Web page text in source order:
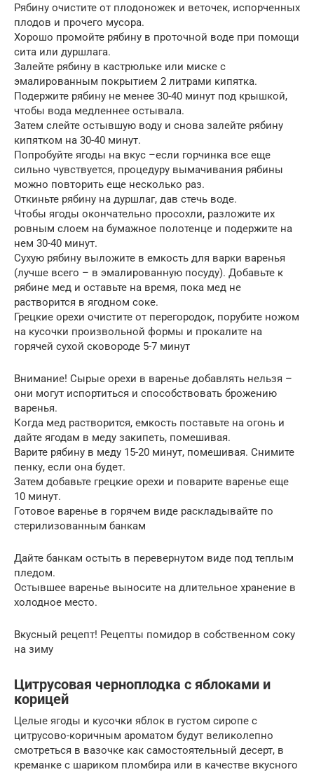
Рябину очистите от плодоножек и веточек, испорченных
плодов и прочего мусора.
Хорошо промойте рябину в проточной воде при помощи
сита или дуршлага.
Залейте рябину в кастрюльке или миске с
эмалированным покрытием 2 литрами кипятка.
Подержите рябину не менее 30-40 минут под крышкой,
чтобы вода медленнее остывала.
Затем слейте остывшую воду и снова залейте рябину
кипятком на 30-40 минут.
Попробуйте ягоды на вкус –если горчинка все еще
сильно чувствуется, процедуру вымачивания рябины
можно повторить еще несколько раз.
Откиньте рябину на дуршлаг, дав стечь воде.
Чтобы ягоды окончательно просохли, разложите их
ровным слоем на бумажное полотенце и подержите на
нем 30-40 минут.
Сухую рябину выложите в емкость для варки варенья
(лучше всего – в эмалированную посуду). Добавьте к
рябине мед и оставьте на время, пока мед не
растворится в ягодном соке.
Грецкие орехи очистите от перегородок, порубите ножом
на кусочки произвольной формы и прокалите на
горячей сухой сковороде 5-7 минут
Внимание! Сырые орехи в варенье добавлять нельзя –
они могут испортиться и способствовать брожению
варенья.
Когда мед растворится, емкость поставьте на огонь и
дайте ягодам в меду закипеть, помешивая.
Варите рябину в меду 15-20 минут, помешивая. Снимите
пенку, если она будет.
Затем добавьте грецкие орехи и поварите варенье еще
10 минут.
Готовое варенье в горячем виде раскладывайте по
стерилизованным банкам
Дайте банкам остыть в перевернутом виде под теплым
пледом.
Остывшее варенье выносите на длительное хранение в
холодное место.
Вкусный рецепт! Рецепты помидор в собственном соку
на зиму
Цитрусовая черноплодка с яблоками и
корицей
Целые ягоды и кусочки яблок в густом сиропе с
цитрусово-коричным ароматом будут великолепно
смотреться в вазочке как самостоятельный десерт, в
креманке с шариком пломбира или в качестве вкусного